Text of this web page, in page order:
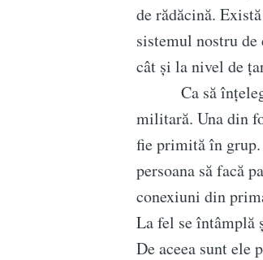
de rădăcină.
sistemul nostru
cât și la nivel de
Ca să înțelegeți
militară. Una din
fie primită în grup.
persoana să facă
conexiuni din
La fel se întâmplă
De aceea sunt